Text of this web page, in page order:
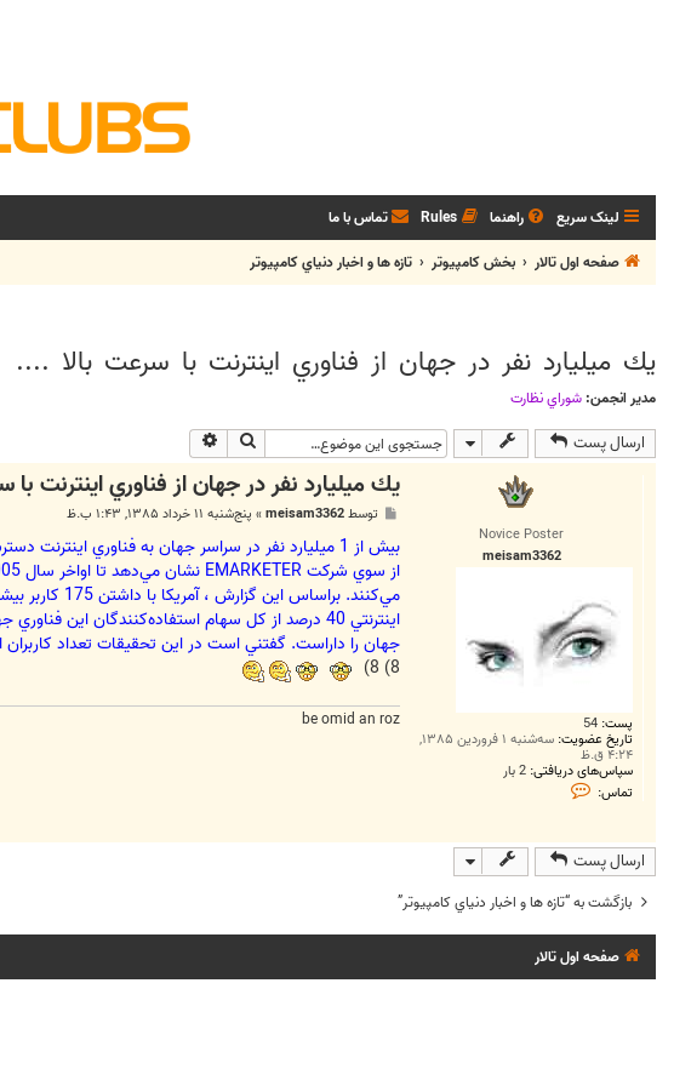
لینک سریع راهنما Rules تماس با ما
صفحه اول تالار
بخش كامپيوتر تازه ها و اخبار دنياي کامپيوتر
يك ميليارد نفر در جهان از فناوري اينترنت با سرعت بالا ....
مدیر انجمن: شوراي نظارت
ارسال پست جستجو
Novice Poster
meisam3362
پست: 54
تاریخ عضویت: سه‌شنبه ۱ فروردین ۱۳۸۵,
۴:۲۴ ق.ظ
سپاس‌های دریافتی: 2 بار
تماس:
ت
m
e
i
s
a
3
6
يك ميليارد نفر در جهان از فناوري اينترنت
ت
توسطmeisam3362
» پنج‌شنبه ۱۱ خرداد ۱۳۸۵, ۱:۴۳ ب.ظ
جهان را داراست. گفتني است در اين تحقيقات تعداد كاربران اينترنتي در اروپا و
8) 8)
be omid an roz
ارسال پست
بازگشت به “تازه ها و اخبار دنياي کامپيوتر”
صفحه اول تالار